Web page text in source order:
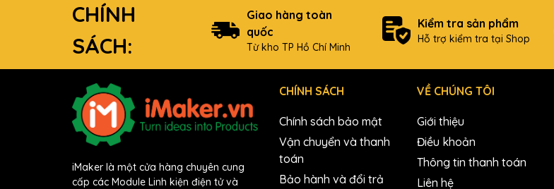
CHÍNH
SÁCH:
Giao hàng toàn
quốc
Từ kho TP Hồ Chí Minh
Kiểm tra sản phẩm
Hỗ trợ kiểm tra tại Shop
iMaker là một cửa hàng chuyên cung
cấp các Module Linh kiện điện tử và
CHÍNH SÁCH
Chính sách bảo mật
Vận chuyển và thanh
toán
Bảo hành và đổi trả
VỀ CHÚNG TÔI
Giới thiệu
Điều khoản
Thông tin thanh toán
Liên hệ